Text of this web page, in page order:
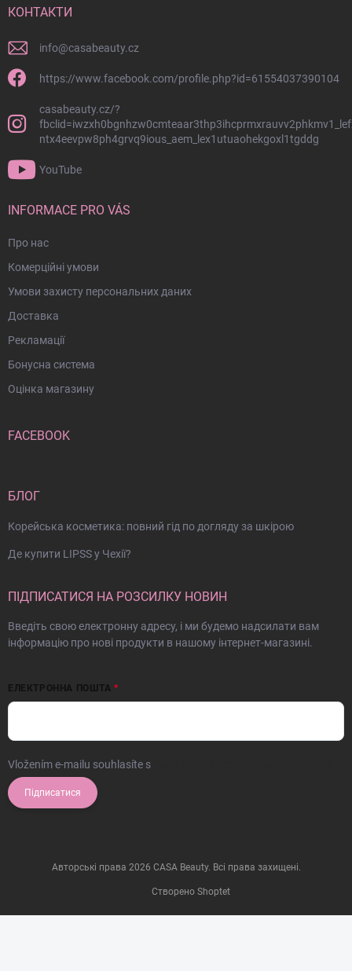
КОНТАКТИ
info@casabeauty.cz
https://www.facebook.com/profile.php?id=61554037390104
casabeauty.cz/?
ntx4eevpw8ph4grvq9ious_aem_lex1utuaohekgoxl1tgddg
YouTube
INFORMACE PRO VÁS
Про нас
Комерційні умови
Умови захисту персональних даних
Доставка
Рекламації
Бонусна система
Оцінка магазину
FACEBOOK
БЛОГ
Корейська косметика: повний гід по догляду за шкірою
Де купити LIPSS у Чехії?
ПІДПИСАТИСЯ НА РОЗСИЛКУ НОВИН
Введіть свою електронну адресу, і ми будемо надсилати вам
інформацію про нові продукти в нашому інтернет-магазині.
ЕЛЕКТРОННА ПОШТА
Vložením e-mailu souhlasíte s
Підписатися
Створено Shoptet
Авторські права 2026 CASA Beauty. Всі права захищені.